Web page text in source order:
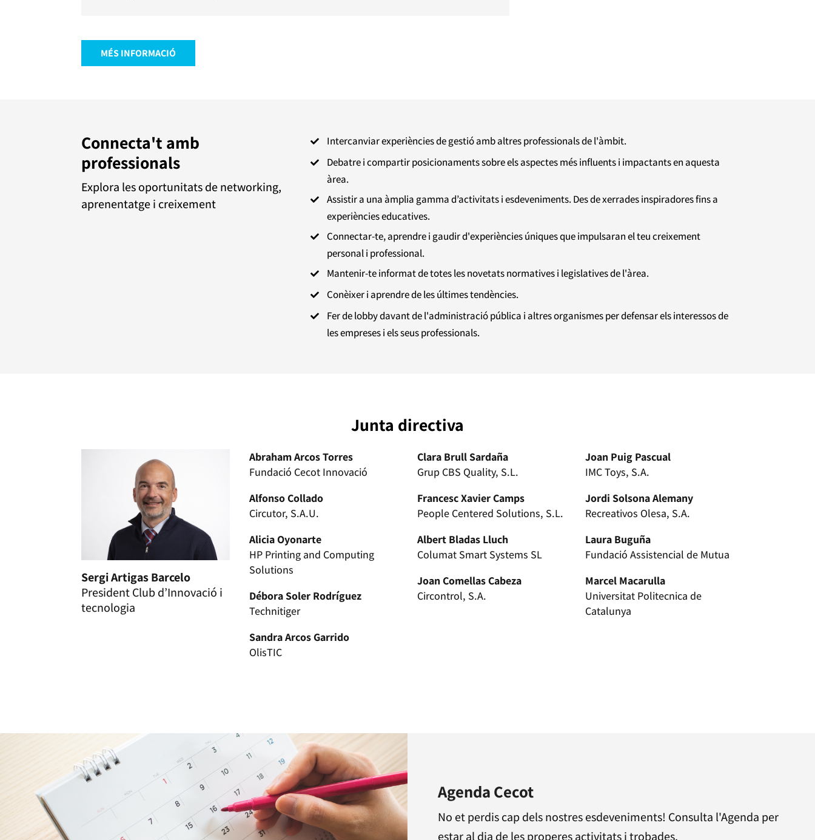
MÉS INFORMACIÓ
Connecta't amb
professionals
Explora les oportunitats de networking,
aprenentatge i creixement
 Intercanviar experiències de gestió amb altres professionals de l'àmbit.

Debatre i compartir posicionaments sobre els aspectes més influents i impactants en aquesta
àrea.

Assistir a una àmplia gamma d’activitats i esdeveniments. Des de xerrades inspiradores fins a
experiències educatives.

Connectar-te, aprendre i gaudir d'experiències úniques que impulsaran el teu creixement
personal i professional.
 Mantenir-te informat de totes les novetats normatives i legislatives de l'àrea.
 Conèixer i aprendre de les últimes tendències.

Fer de lobby davant de l'administració pública i altres organismes per defensar els interessos de
les empreses i els seus professionals.
Junta directiva
Sergi Artigas Barcelo
President Club d’Innovació i
tecnologia
Abraham Arcos Torres
Fundació Cecot Innovació
Alfonso Collado
Circutor, S.A.U.
Alicia Oyonarte
HP Printing and Computing
Solutions
Débora Soler Rodríguez
Technitiger
Sandra Arcos Garrido
OlisTIC
Clara Brull Sardaña
Grup CBS Quality, S.L.
Francesc Xavier Camps
People Centered Solutions, S.L.
Albert Bladas Lluch
Columat Smart Systems SL
Joan Comellas Cabeza
Circontrol, S.A.
Joan Puig Pascual
IMC Toys, S.A.
Jordi Solsona Alemany
Recreativos Olesa, S.A.
Laura Buguña
Fundació Assistencial de Mutua
Marcel Macarulla
Universitat Politecnica de
Catalunya
Agenda Cecot
No et perdis cap dels nostres esdeveniments! Consulta l'Agenda per
estar al dia de les properes activitats i trobades.